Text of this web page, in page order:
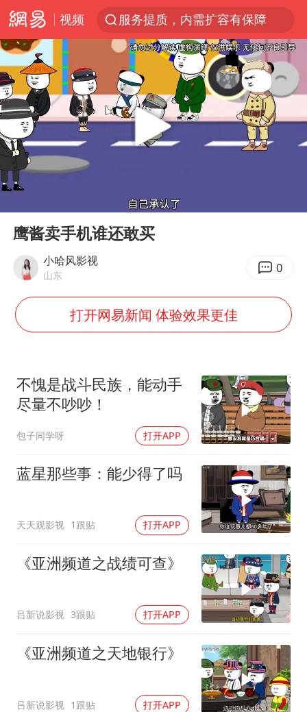
视频
服务提质，内需扩容有保障
官方通报传销头目出狱办书院
普京宣布多项人事调整
台风白海豚可能在浙江登陆
美股收盘：道指再创历史新高
人贩子“梅姨”真实姓名曝光
被一条街帮助的“煎饼叔叔”去世
河南：领导干部要带头休假
中方公布5项对美反制措施
13岁少年白天写作业晚上夜市炒粉
四预警齐发！双台风影响多个海域
华为新款折叠屏电脑24999元起
坚持党全面领导和党中央集中统一领导
Play
鹰酱卖手机谁还敢买
小哈风影视
山东 0
打开网易新闻 体验效果更佳
不愧是战斗民族，能动手
尽量不吵吵！
包子同学呀 打开APP
蓝星那些事：能少得了吗
天天观影视 1跟贴 打开APP
《亚洲频道之战绩可查》
吕新说影视 3跟贴 打开APP
《亚洲频道之天地银行》
吕新说影视 1跟贴 打开APP